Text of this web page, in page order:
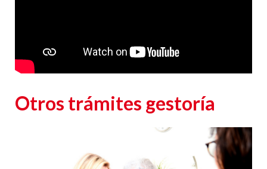
Otros trámites gestoría